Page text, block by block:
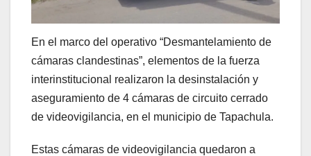
En el marco del operativo “Desmantelamiento de
cámaras clandestinas”, elementos de la fuerza
interinstitucional realizaron la desinstalación y
aseguramiento de 4 cámaras de circuito cerrado
de videovigilancia, en el municipio de Tapachula.
Estas cámaras de videovigilancia quedaron a